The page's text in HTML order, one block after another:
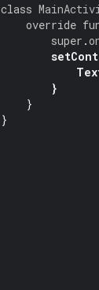
class
override
super .
}
}
}